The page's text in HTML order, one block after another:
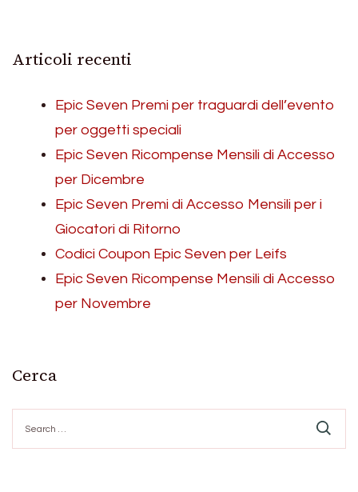
Articoli recenti
Epic Seven Premi per traguardi dell’evento
per oggetti speciali
Epic Seven Ricompense Mensili di Accesso
per Dicembre
Epic Seven Premi di Accesso Mensili per i
Giocatori di Ritorno
Codici Coupon Epic Seven per Leifs
Epic Seven Ricompense Mensili di Accesso
per Novembre
Cerca
for: